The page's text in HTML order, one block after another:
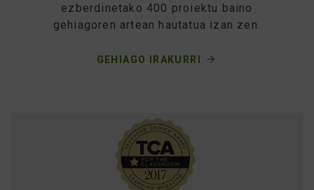
ezberdinetako 400 proiektu baino
gehiagoren artean hautatua izan zen.
GEHIAGO IRAKURRI